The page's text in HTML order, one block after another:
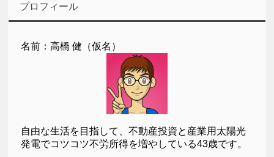
プロフィール
名前：高橋 健（仮名）
自由な生活を目指して、不動産投資と産業用太陽光
発電でコツコツ不労所得を増やしている43歳です。